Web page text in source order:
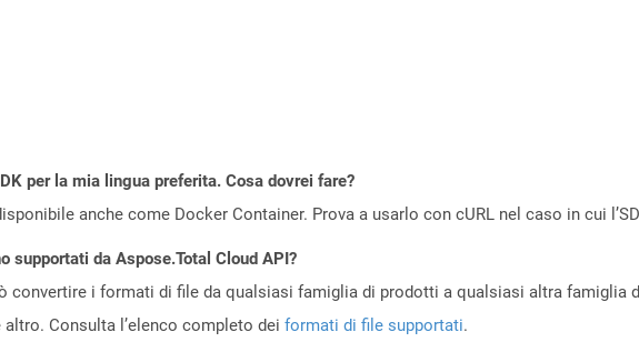
per la mia lingua preferita. Cosa dovrei fare?
anche come Docker Container. Prova a usarlo con cURL nel caso in cui
supportati da Aspose.Total Cloud API?
convertire i formati di file da qualsiasi famiglia di prodotti a qualsiasi altra famiglia di
altro. Consulta l’elenco completo dei formati di file supportati.